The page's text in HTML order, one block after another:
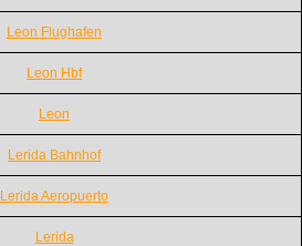
Leon Flughafen
Leon Hbf
Leon
Lerida Bahnhof
Lerida Aeropuerto
Lerida